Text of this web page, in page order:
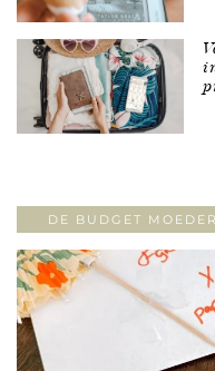
DE BUDGET